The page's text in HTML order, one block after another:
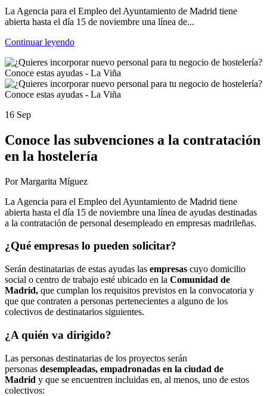
La Agencia para el Empleo del Ayuntamiento de Madrid tiene
abierta hasta el día 15 de noviembre una línea de...
Continuar leyendo
16 Sep
Conoce las subvenciones a la contratación
en la hostelería
Por Margarita Míguez
La Agencia para el Empleo del Ayuntamiento de Madrid tiene
abierta hasta el día 15 de noviembre una línea de ayudas destinadas
a la contratación de personal desempleado en empresas madrileñas.
¿Qué empresas lo pueden solicitar?
Serán destinatarias de estas ayudas las empresas cuyo domicilio
social o centro de trabajo esté ubicado en la Comunidad de
Madrid, que cumplan los requisitos previstos en la convocatoria y
que que contraten a personas pertenecientes a alguno de los
colectivos de destinatarios siguientes.
¿A quién va dirigido?
Las personas destinatarias de los proyectos serán
personas desempleadas, empadronadas en la ciudad de
Madrid y que se encuentren incluidas en, al menos, uno de estos
colectivos: